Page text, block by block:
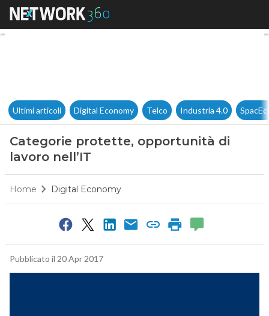
Categorie protette,
Ultimi articoli Digital Economy Telco Industria 4.0
Categorie protette, opportunità di
lavoro nell’IT
Home Digital Economy
Pubblicato il 20 Apr 2017